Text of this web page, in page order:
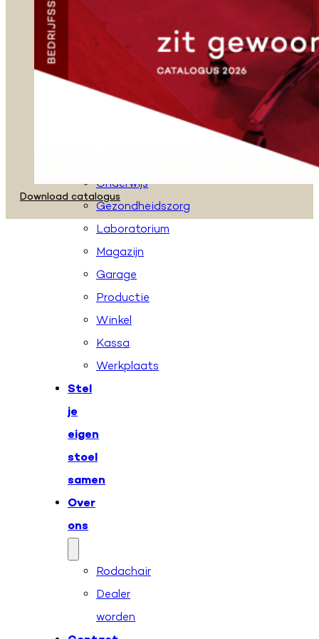
Taboeretten
Loketstoelen
Accessoires
Onderwijs
Gezondheidszorg
Laboratorium
Magazijn
Garage
Productie
Winkel
Kassa
Werkplaats
Stel
je
eigen
stoel
samen
Over
ons
Rodachair
Dealer
worden
Download catalogus